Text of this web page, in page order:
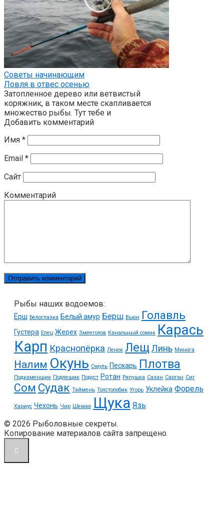
Советы начинающим
Ловля в отвес осенью
Затопленное дерево или ветвистый
коряжник, в таком месте скапливается
множество рыбы. Тут тебе и
Добавить комментарий
Имя *
Email *
Сайт
Комментарий
Рыбы наших водоемов:
Ёрш Белоглазка Белый амур Берш Вьюн Голавль
Густера Елец Жерех Змееголов Канальный сомик Карась
Карп Краснопёрка Ленок ЛещЛинь Минога
Налим Окунь Омуль Пескарь Плотва
Подкаменщик Подлещик Подуст Ротан Ряпушка Сазан Сарган Сиг
Сом Судак Таймень Толстолобик Угорь Уклейка Форель
Хариус Чехонь Чир Шемая Щука Язь
© 2026 Рыболовные секреты.
Копирование материалов сайта запрещено.